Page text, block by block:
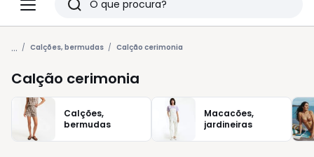
Menu
Redoute
Pesquisar
Últimos
artigos
vistos
... Calções, bermudas Calção cerimonia
Calção cerimonia
Calções,
bermudas
Macacões,
jardineiras